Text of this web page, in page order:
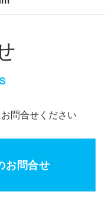
問合せください
お問合せ